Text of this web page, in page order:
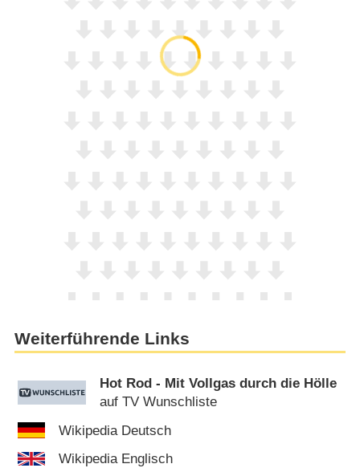
Weiterführende Links
Hot Rod - Mit Vollgas durch die Hölle
auf TV Wunschliste
Wikipedia Deutsch
Wikipedia Englisch